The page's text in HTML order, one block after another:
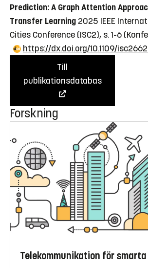
Prediction: A Graph Attention
Transfer Learning 2025 IEEE
Cities Conference (ISC2), s. 1-6
https://dx.doi.org/10.1109/
Till
publikationsdatabas
Forskning
Telekommunikation för